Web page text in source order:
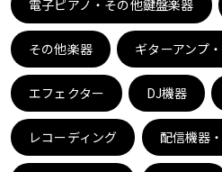
管楽器
アンプ
電子ピアノ・その他鍵盤楽器
その他楽器 ギターアンプ
エフェクター DJ機器
レコーディング 配信機器